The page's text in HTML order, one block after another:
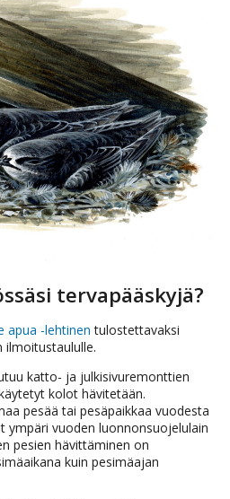
tervapääskyjä?
apua -lehtinen tulostettavaksi
ilmoitustaululle.
katto- ja julkisivuremonttien
kolot hävitetään.
pesää tai pesäpaikkaa vuodesta
ympäri vuoden luonnonsuojelulain
pesien hävittäminen on
kuin pesimäajan